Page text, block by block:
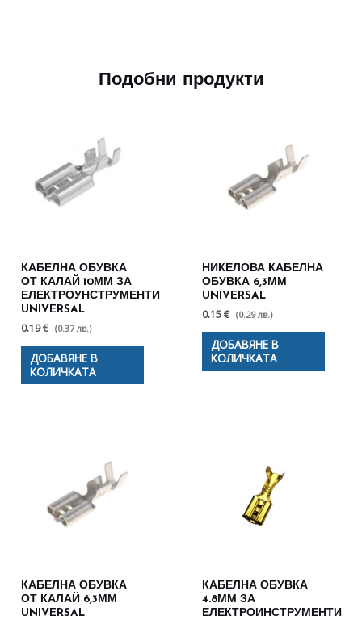
Подобни продукти
КАБЕЛНА ОБУВКА
ОТ КАЛАЙ 10ММ ЗА
ЕЛЕКТРОУНСТРУМЕНТИ
UNIVERSAL
0.19 € (0.37 лв.)
ДОБАВЯНЕ В
КОЛИЧКАТА
НИКЕЛОВА КАБЕЛНА
ОБУВКА 6,3ММ
UNIVERSAL
0.15 € (0.29 лв.)
ДОБАВЯНЕ В
КОЛИЧКАТА
КАБЕЛНА ОБУВКА
ОТ КАЛАЙ 6,3ММ
UNIVERSAL
КАБЕЛНА ОБУВКА
4.8ММ ЗА
ЕЛЕКТРОИНСТРУМЕНТИ